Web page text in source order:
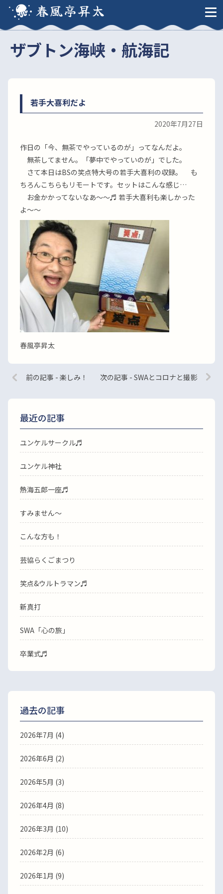
春風亭昇太
ザブトン海峡・航海記
若手大喜利だよ
2020年7月27日
作日の「今、無茶でやっているのが」ってなんだよ。
無茶してません。「夢中でやっていのが」でした。
さて本日はBSの笑点特大号の若手大喜利の収録。 も
ちろんこちらもリモートです。セットはこんな感じ…
お金かかってないなあ〜〜♬ 若手大喜利も楽しかった
よ〜〜
春風亭昇太
前の記事 - 楽しみ！ 次の記事 - SWAとコロナと撮影
最近の記事
ユンケルサークル♬
ユンケル神社
熱海五郎一座♬
すみません〜
こんな方も！
芸協らくごまつり
笑点&ウルトラマン♬
新真打
SWA「心の旅」
卒業式♬
過去の記事
2026年7月 (4)
2026年6月 (2)
2026年5月 (3)
2026年4月 (8)
2026年3月 (10)
2026年2月 (6)
2026年1月 (9)